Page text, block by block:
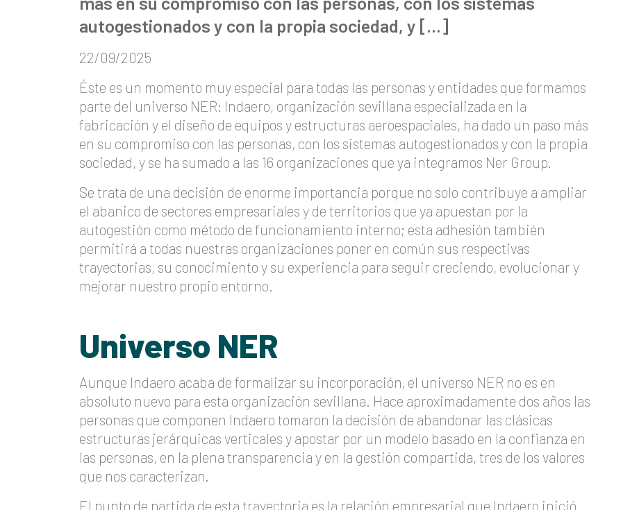
autogestionados y con la propia sociedad, y […]
22/09/2025
Éste es un momento muy especial para todas las personas y entidades que formamos
parte del universo NER: Indaero, organización sevillana especializada en la
fabricación y el diseño de equipos y estructuras aeroespaciales, ha dado un paso más
en su compromiso con las personas, con los sistemas autogestionados y con la propia
sociedad, y se ha sumado a las 16 organizaciones que ya integramos Ner Group.
Se trata de una decisión de enorme importancia porque no solo contribuye a ampliar
el abanico de sectores empresariales y de territorios que ya apuestan por la
autogestión como método de funcionamiento interno; esta adhesión también
permitirá a todas nuestras organizaciones poner en común sus respectivas
trayectorias, su conocimiento y su experiencia para seguir creciendo, evolucionar y
mejorar nuestro propio entorno.
Universo NER
Aunque Indaero acaba de formalizar su incorporación, el universo NER no es en
absoluto nuevo para esta organización sevillana. Hace aproximadamente dos años las
personas que componen Indaero tomaron la decisión de abandonar las clásicas
estructuras jerárquicas verticales y apostar por un modelo basado en la confianza en
las personas, en la plena transparencia y en la gestión compartida, tres de los valores
que nos caracterizan.
El punto de partida de esta trayectoria es la relación empresarial que Indaero inició